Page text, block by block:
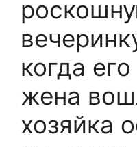
когда
жена
хозяйка